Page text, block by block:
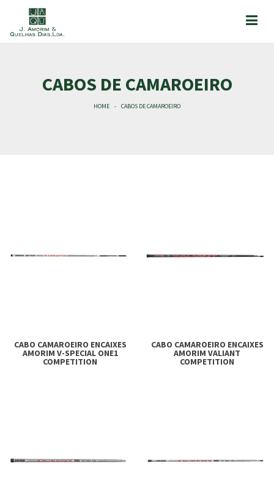
CABOS DE CAMAROEIRO
HOME CABOS DE CAMAROEIRO
CABO CAMAROEIRO ENCAIXES
AMORIM V-SPECIAL ONE1
COMPETITION
CABO CAMAROEIRO ENCAIXES
AMORIM VALIANT
COMPETITION